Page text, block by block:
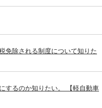
免除される制度について知りた
するのか知りたい。 【軽自動車